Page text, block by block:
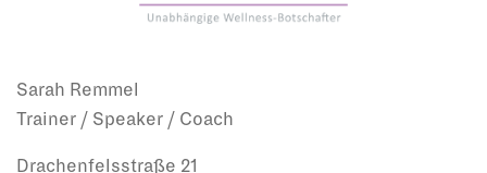
Sarah Remmel
Trainer / Speaker / Coach
Drachenfelsstraße 21